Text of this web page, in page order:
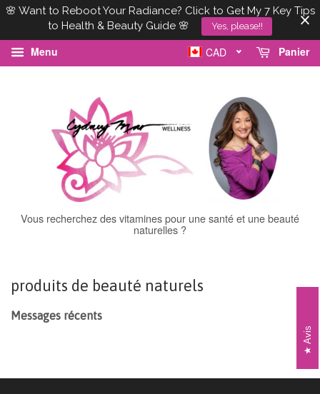
🌸 Want to Reboot Your Radiance? Click to Get My 7 Key Tips
to Health & Beauty Guide 🌸
Yes, please!!
Menu Panier
CAD
Vous recherchez des vitamines pour une santé et une beauté
naturelles ?
produits de beauté naturels
Messages récents
Avis